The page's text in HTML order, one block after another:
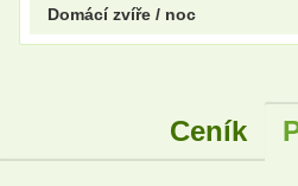
Domácí zvíře / noc
Ceník